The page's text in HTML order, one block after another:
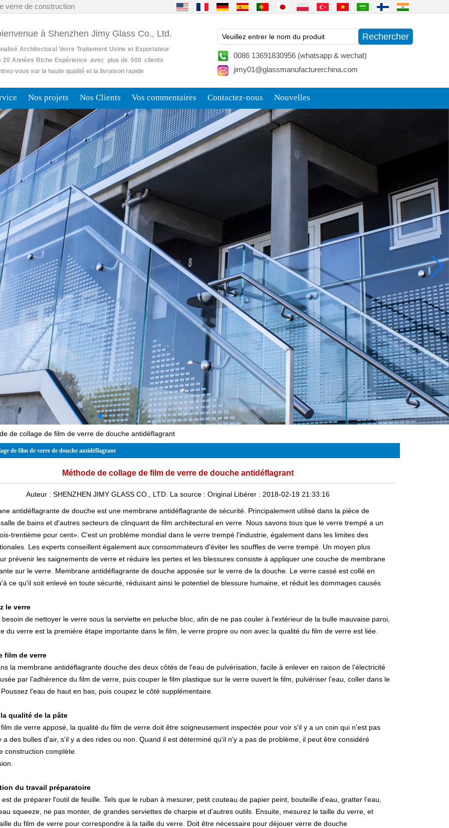
verre de construction
à Shenzhen Jimy Glass Co., Ltd.
Architectural Verre Traitement Usine et Exportateur
20 Années Riche Expérience avec plus de 500 clients
vous sur la haute qualité et la livraison rapide
0086 13691830956 (whatsapp & wechat)
jimy01@glassmanufacturerchina.com
Nos projets Nos Clients Vos commentaires Contactez-nous Nouvelles
de collage de film de verre de douche antidéflagrant
de film de verre de douche antidéflagrant
Méthode de collage de film de verre de douche antidéflagrant
Auteur : SHENZHEN JIMY GLASS CO., LTD. La source : Original Libérer : 2018-02-19 21:33:16
antidéflagrante de douche est une membrane antidéflagrante de sécurité. Principalement utilisé dans la pièce de
de bains et d'autres secteurs de clinquant de film architectural en verre. Nous savons tous que le verre trempé a un
trentième pour cent». C'est un problème mondial dans le verre trempé l'industrie, également dans les limites des
Les experts conseillent également aux consommateurs d'éviter les souffles de verre trempé. Un moyen plus
prévenir les saignements de verre et réduire les pertes et les blessures consiste à appliquer une couche de membrane
sur le verre. Membrane antidéflagrante de douche apposée sur le verre de la douche. Le verre cassé est collé en
ce qu'il soit enlevé en toute sécurité, réduisant ainsi le potentiel de blessure humaine, et réduit les dommages causés
le verre
besoin de nettoyer le verre sous la serviette en peluche bloc, afin de ne pas couler à l'extérieur de la bulle mauvaise paroi,
du verre est la première étape importante dans le film, le verre propre ou non avec la qualité du film de verre est liée.
film de verre
la membrane antidéflagrante douche des deux côtés de l'eau de pulvérisation, facile à enlever en raison de l'électricité
par l'adhérence du film de verre, puis couper le film plastique sur le verre ouvert le film, pulvériser l'eau, coller dans le
l'eau de haut en bas, puis coupez le côté supplémentaire.
qualité de la pâte
de verre apposé, la qualité du film de verre doit être soigneusement inspectée pour voir s'il y a un coin qui n'est pas
a des bulles d'air, s'il y a des rides ou non. Quand il est déterminé qu'il n'y a pas de problème, il peut être considéré
construction complète.
du travail préparatoire
de préparer l'outil de feuille. Tels que le ruban à mesurer, petit couteau de papier peint, bouteille d'eau, gratter l'eau,
squeeze, ne pas monter, de grandes serviettes de charpie et d'autres outils. Ensuite, mesurez le taille du verre, et
du film de verre pour correspondre à la taille du verre. Doit être nécessaire pour déjouer verre de douche